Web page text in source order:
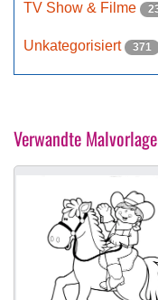
TV Show & Filme
Unkategorisiert 371
Verwandte